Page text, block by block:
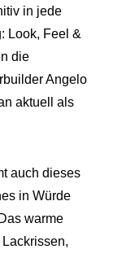
in jede
Look, Feel &
die
Angelo
aktuell als
auch dieses
in Würde
warme
Lackrissen,